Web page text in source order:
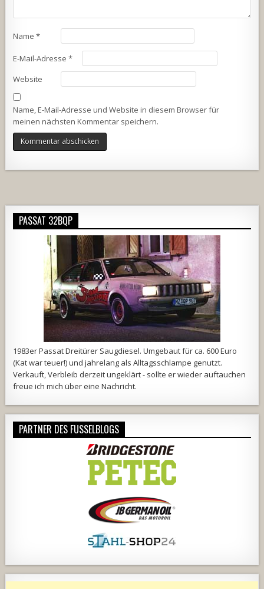
Name*
E-Mail-Adresse*
Website
Name, E-Mail-Adresse und Website in diesem Browser für
meinen nächsten Kommentar speichern.
PASSAT 32BQP
1983er Passat Dreitürer Saugdiesel. Umgebaut für ca. 600 Euro
(Kat war teuer!) und jahrelang als Alltagsschlampe genutzt.
Verkauft, Verbleib derzeit ungeklärt - sollte er wieder auftauchen
freue ich mich über eine Nachricht.
PARTNER DES FUSSELBLOGS